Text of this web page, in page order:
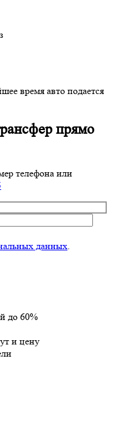
время авто подается
прямо
телефона или
данных.
до 60%
и цену